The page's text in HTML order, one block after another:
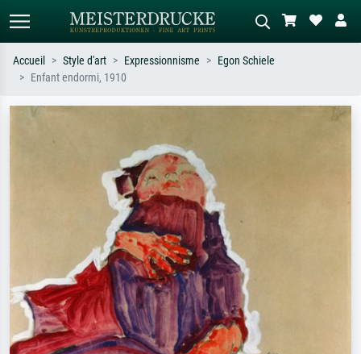
Recherchez par artiste, titre ou style –
impressionnisme, vague de Hokusai,
Décrivez la scène – ex. prairie verte,
tableau sombre, nu debout près d'un
Accueil Style d'art Expressionnisme
Egon Schiele
Enfant endormi, 1910